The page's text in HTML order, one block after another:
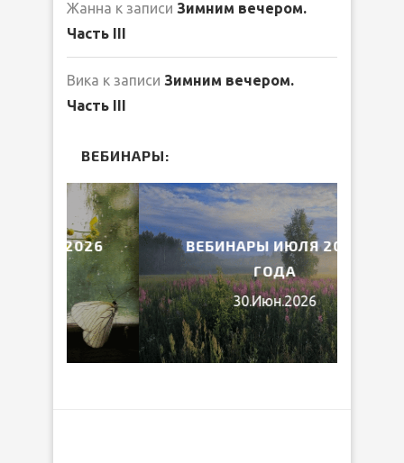
Жанна к записи Зимним вечером.
Часть III
Вика к записи Зимним вечером.
Часть III
ВЕБИНАРЫ:
ВЕБИНАРЫ ИЮЛЯ 2026
ГОДА
30.Июн.2026